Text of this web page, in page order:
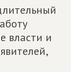
власти и